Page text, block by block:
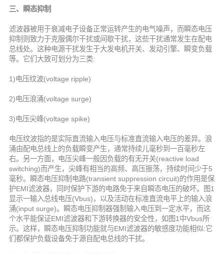
三、瞬态抑制
滤波器被用于衰减电子设备正常运转产生的电气噪声，而瞬态电压
抑制则致力于克服偶尔干扰或间歇干扰，这些干扰通常发生在配电
总线处。这种电源干扰发生于大发电机开关、发动引擎、瞬变负载
等。它们大致可划分为三类:
1)电压纹波(voltage ripple)
2)电压浪涌(voltage surge)
3)电压尖峰(voltage spike)
电压纹波指的是实际直流输入电压与标准直流输入电压的差异。浪
涌由配电总线上的负载瞬变产生，通常持续儿毫秒到一百毫秒左
右。另一方面，电压尖峰一般因负载的有无开关(reactive load
switching)而产生，尖峰有相当的高频、高压振荡，持续时间少于5
毫秒。瞬态电压抑制电路(transient suppression circuit)的作用是保
护EMI滤波器，同时保护下游的电路免于来自瞬态电压的破坏。图1
显示一输入总线电压(Vbus)，以及活动在标准直流电平上的输入浪
涌(input surge)。瞬态电压抑制器强制输入电压到一定水平，而这
个水平能保证EMI滤波器和下游转换器的安全性，如图1中Vbus所
示。这样，瞬态电压抑制功能就与EMI滤波器的敏感度功能相似:它
们都保护负载设备免于源自配电总线的干扰。